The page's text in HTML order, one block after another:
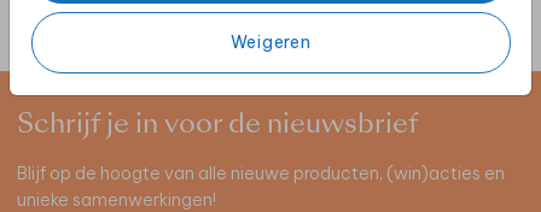
Weigeren
Schrijf je in voor de nieuwsbrief
Blijf op de hoogte van alle nieuwe producten, (win)acties en
unieke samenwerkingen!